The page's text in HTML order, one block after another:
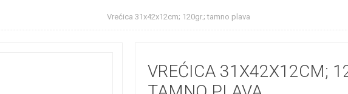
Vrećica 31x42x12cm; 120gr.; tamno plava
VREĆICA 31X42X12CM;